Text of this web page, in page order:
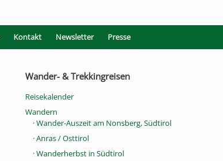
Kontakt Newsletter Presse
Wander- & Trekkingreisen
Reisekalender
Wandern
· Wander-Auszeit am Nonsberg, Südtirol
· Anras / Osttirol
· Wanderherbst in Südtirol